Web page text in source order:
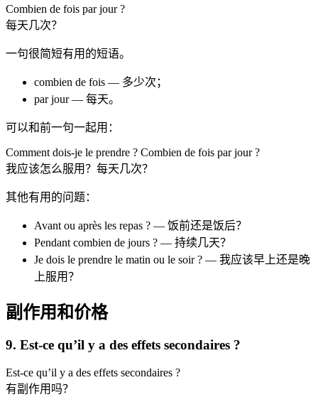
Combien de fois par jour ?
每天几次？
一句很简短有用的短语。
combien de fois — 多少次；
par jour — 每天。
可以和前一句一起用：
Comment dois-je le prendre ? Combien de fois par jour ?
我应该怎么服用？每天几次？
其他有用的问题：
Avant ou après les repas ? — 饭前还是饭后？
Pendant combien de jours ? — 持续几天？
Je dois le prendre le matin ou le soir ? — 我应该早上还是晚
上服用？
副作用和价格
9. Est-ce qu’il y a des effets secondaires ?
Est-ce qu’il y a des effets secondaires ?
有副作用吗？